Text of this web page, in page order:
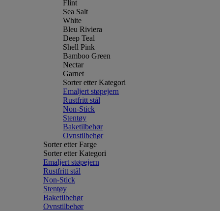
Flint
Sea Salt
White
Bleu Riviera
Deep Teal
Shell Pink
Bamboo Green
Nectar
Garnet
Sorter etter Kategori
Emaljert støpejern
Rustfritt stål
Non-Stick
Stentøy
Baketilbehør
Ovnstilbehør
Sorter etter Farge
Sorter etter Kategori
Emaljert støpejern
Rustfritt stål
Non-Stick
Stentøy
Baketilbehør
Ovnstilbehør